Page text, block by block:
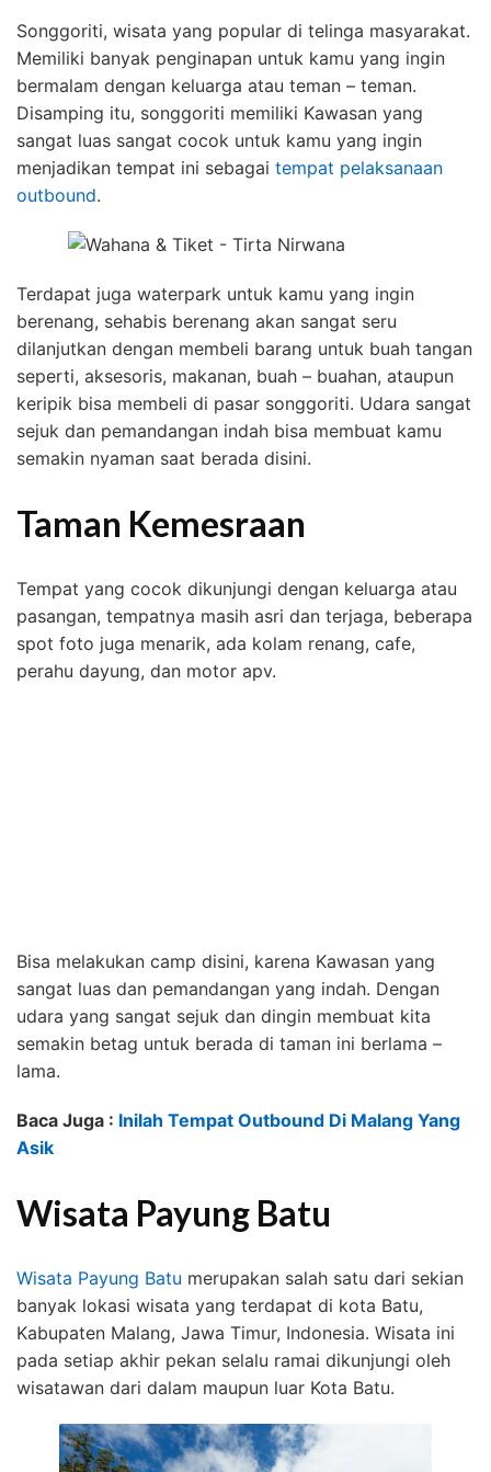
Songgoriti, wisata yang popular di telinga masyarakat.
Memiliki banyak penginapan untuk kamu yang ingin
bermalam dengan keluarga atau teman – teman.
Disamping itu, songgoriti memiliki Kawasan yang
sangat luas sangat cocok untuk kamu yang ingin
menjadikan tempat ini sebagai tempat pelaksanaan
outbound.
Terdapat juga waterpark untuk kamu yang ingin
berenang, sehabis berenang akan sangat seru
dilanjutkan dengan membeli barang untuk buah tangan
seperti, aksesoris, makanan, buah – buahan, ataupun
keripik bisa membeli di pasar songgoriti. Udara sangat
sejuk dan pemandangan indah bisa membuat kamu
semakin nyaman saat berada disini.
Taman Kemesraan
Tempat yang cocok dikunjungi dengan keluarga atau
pasangan, tempatnya masih asri dan terjaga, beberapa
spot foto juga menarik, ada kolam renang, cafe,
perahu dayung, dan motor apv.
Bisa melakukan camp disini, karena Kawasan yang
sangat luas dan pemandangan yang indah. Dengan
udara yang sangat sejuk dan dingin membuat kita
semakin betag untuk berada di taman ini berlama –
lama.
Baca Juga : Inilah Tempat Outbound Di Malang Yang
Asik
Wisata Payung Batu
Wisata Payung Batu merupakan salah satu dari sekian
banyak lokasi wisata yang terdapat di kota Batu,
Kabupaten Malang, Jawa Timur, Indonesia. Wisata ini
pada setiap akhir pekan selalu ramai dikunjungi oleh
wisatawan dari dalam maupun luar Kota Batu.